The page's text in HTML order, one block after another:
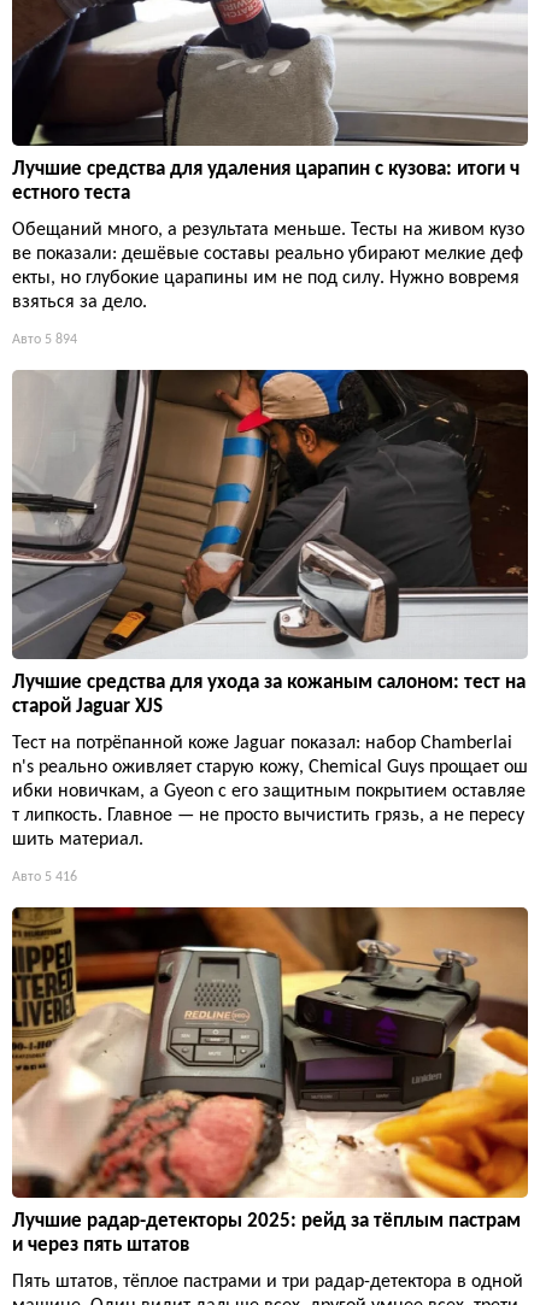
Лучшие средства для удаления царапин с кузова: итоги ч
естного теста
Обещаний много, а результата меньше. Тесты на живом кузо
ве показали: дешёвые составы реально убирают мелкие деф
екты, но глубокие царапины им не под силу. Нужно вовремя
взяться за дело.
Авто 5 894
Лучшие средства для ухода за кожаным салоном: тест на
старой Jaguar XJS
Тест на потрёпанной коже Jaguar показал: набор Chamberlai
n's реально оживляет старую кожу, Chemical Guys прощает ош
ибки новичкам, а Gyeon с его защитным покрытием оставляе
т липкость. Главное — не просто вычистить грязь, а не пересу
шить материал.
Авто 5 416
Лучшие радар-детекторы 2025: рейд за тёплым пастрам
и через пять штатов
Пять штатов, тёплое пастрами и три радар-детектора в одной